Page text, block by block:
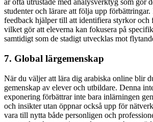
är ofta utrustade med analysverktyg som gör
studenter och lärare att följa upp förbättringar.
feedback hjälper till att identifiera styrkor och
vilket gör att eleverna kan fokusera på
samtidigt som de stadigt utvecklas mot
7. Global lärgemenskap
När du väljer att lära dig arabiska online blir
gemenskap av elever och utbildare. Denna
exponering förbättrar inte bara inlärningen
och insikter utan öppnar också upp för
vara till nytta både personligen och